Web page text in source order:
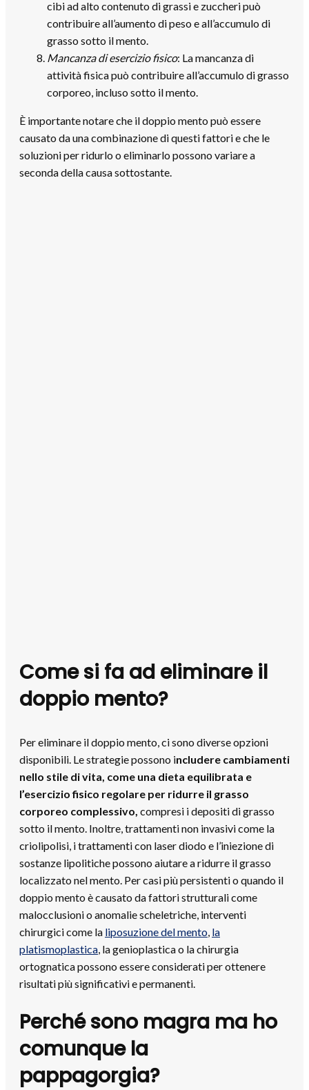
cibi ad alto contenuto di grassi e zuccheri può
contribuire all’aumento di peso e all’accumulo di
grasso sotto il mento.
Mancanza di esercizio fisico: La mancanza di
attività fisica può contribuire all’accumulo di grasso
corporeo, incluso sotto il mento.
È importante notare che il doppio mento può essere
causato da una combinazione di questi fattori e che le
soluzioni per ridurlo o eliminarlo possono variare a
seconda della causa sottostante.
Come si fa ad eliminare il
doppio mento?
Per eliminare il doppio mento, ci sono diverse opzioni
disponibili. Le strategie possono includere cambiamenti
nello stile di vita, come una dieta equilibrata e
l’esercizio fisico regolare per ridurre il grasso
corporeo complessivo, compresi i depositi di grasso
sotto il mento. Inoltre, trattamenti non invasivi come la
criolipolisi, i trattamenti con laser diodo e l’iniezione di
sostanze lipolitiche possono aiutare a ridurre il grasso
localizzato nel mento. Per casi più persistenti o quando il
doppio mento è causato da fattori strutturali come
malocclusioni o anomalie scheletriche, interventi
chirurgici come la liposuzione del mento, la
platismoplastica, la genioplastica o la chirurgia
ortognatica possono essere considerati per ottenere
risultati più significativi e permanenti.
Perché sono magra ma ho
comunque la
pappagorgia?